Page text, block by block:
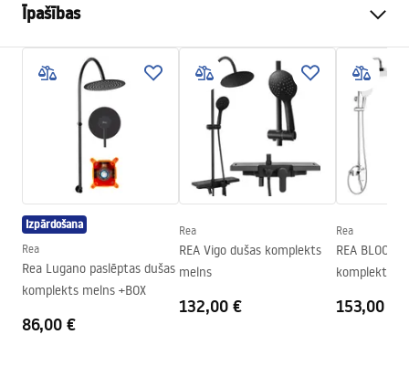
Īpašības
Izmērs (durvis x siena)
120
Matēts zelts
Kabīnes tips
Walk-in
Pelēks 8mm
Flexi
Montāža
Uz dušas paliktņa vai uz
Augstums (mm)
1950mm
Dušas kabīnes virziens
Garantija
24 mēneši
Izpārdošana
Rea
Rea Lugano paslēptas dušas
komplekts melns +BOX
86,00 €
Rea
REA Vigo dušas komplekts
melns
132,00 €
Rea
REA BLOOM
komplekts
153,00 €